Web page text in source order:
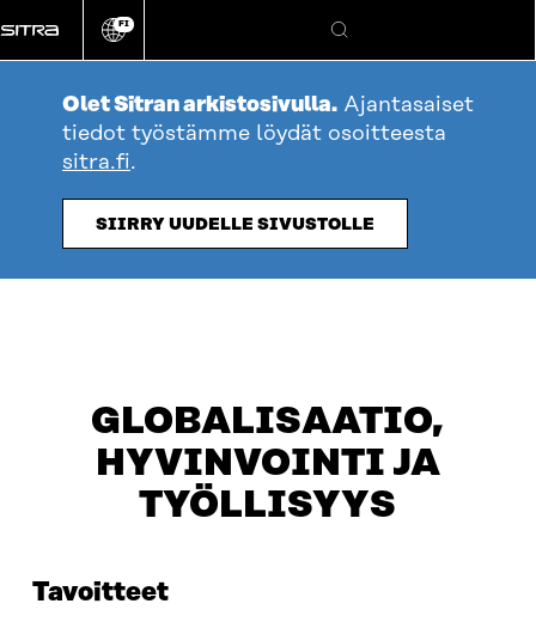
suoraan
sisältöön
Vaihda
kieli
FI
Hae
Olet Sitran arkistosivulla. Ajantasaiset
tiedot työstämme löydät osoitteesta
sitra.fi.
SIIRRY UUDELLE SIVUSTOLLE
GLOBALISAATIO,
HYVINVOINTI JA
TYÖLLISYYS
Tavoitteet